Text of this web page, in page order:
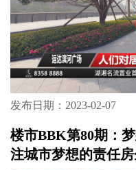
发布日期：2023-02-07
楼市BBK第80期：
注城市梦想的责任